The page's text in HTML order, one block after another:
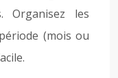
Organisez les
(mois ou